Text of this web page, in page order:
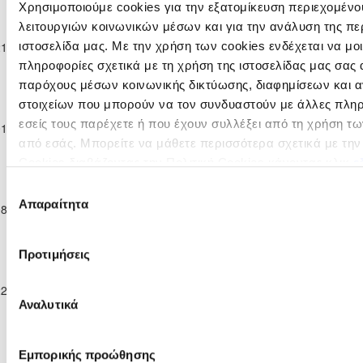
Χρησιμοποιούμε cookies για την εξατομίκευση
λειτουργιών κοινωνικών μέσων και για την ανάλυση της
ιστοσελίδα μας. Με την χρήση των cookies ενδέχεται να
πληροφορίες σχετικά με τη χρήση της ιστοσελίδας μας
παρόχους μέσων κοινωνικής δικτύωσης, διαφημίσεων και
στοιχείων που μπορούν να τον συνδυαστούν με άλλες
εσείς τους παρέχετε ή που έχουν συλλέξει από τη χρήση
από εσάς. Μπορείτε να μάθετε περισσότερα σχετικά με
συγκατάθεσης
Απαραίτητα
Προτιμήσεις
Αναλυτικά
Εμπορικής προώθησης
02-2026
Παγκύπριο
Πρωτάθλημα
Νέων Κ-19 Γ΄
Κατηγορίας
2025/26
ΟΜΟΝΟΙΑ
ΑΡΑΔΙΠΠΟΥ 3 0 ΑΕΠ
ΠΟΛΕΜΙΔΙΩΝ
35'
03-2026
Παγκύπριο
Πρωτάθλημα
Νέων Κ-19 Γ΄
Κατηγορίας
ΑΕΠ
ΠΟΛΕΜΙΔΙΩΝ
4 0ΟΜΟΝΟΙΑ
ΨΕΥΔΑ
25'
03-2026
Νέων Κ-19 Γ΄
03-2026
Παγκύπριο
Κατηγορίας
Πρωτάθλημα